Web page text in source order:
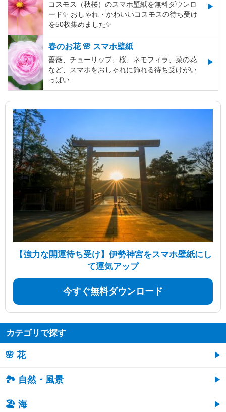
コスモス（秋桜）のスマホ壁紙を無料ダウンロ
ード✨️ おしゃれ・かわいいコスモスの待ち受け
を50枚集めました✨️
春のお花 🌸 スマホ壁紙
薔薇、チューリップ、桜、ネモフィラ、菜の花
など、スマホをおしゃれに飾れる待ち受けがい
っぱい
【強力な開運待ち受け】伊勢神宮をスマホ壁紙にし
て運気アップ
今すぐ無料ダウンロード
カテゴリで探す
🌸 花
🏞️ 自然・風景
🏖 海